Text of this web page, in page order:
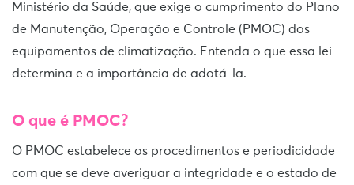
Ministério da Saúde, que exige o cumprimento do Plano
de Manutenção, Operação e Controle (PMOC) dos
equipamentos de climatização. Entenda o que essa lei
determina e a importância de adotá-la.
O que é PMOC?
O PMOC estabelece os procedimentos e periodicidade
com que se deve averiguar a integridade e o estado de